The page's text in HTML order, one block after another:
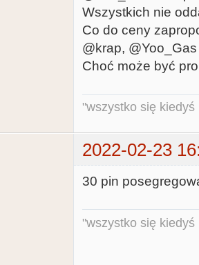
Wszystkich nie
Co do ceny
@krap,
Choć może być
"wszystko się kiedyś
2022-02-23
30 pin
"wszystko się kiedyś